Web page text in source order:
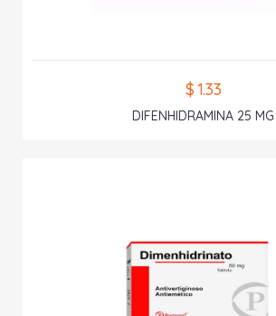
$ 1.33
DIFENHIDRAMINA 25 MG